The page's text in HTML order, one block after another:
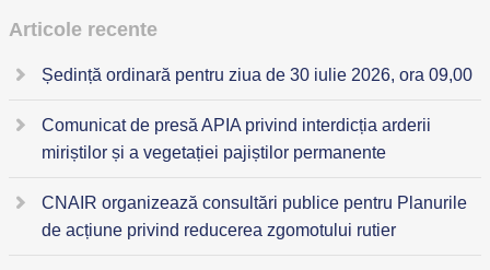
Articole recente
Ședință ordinară pentru ziua de 30 iulie 2026, ora 09,00
Comunicat de presă APIA privind interdicția arderii
miriștilor și a vegetației pajiștilor permanente
CNAIR organizează consultări publice pentru Planurile
de acțiune privind reducerea zgomotului rutier